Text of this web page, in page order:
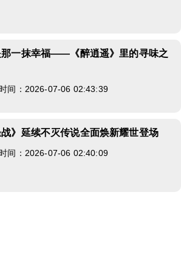
那一抹幸福——《醉逍遥》里的寻味之
间：2026-07-06 02:43:39
战》延续不灭传说全面焕新耀世登场
间：2026-07-06 02:40:09